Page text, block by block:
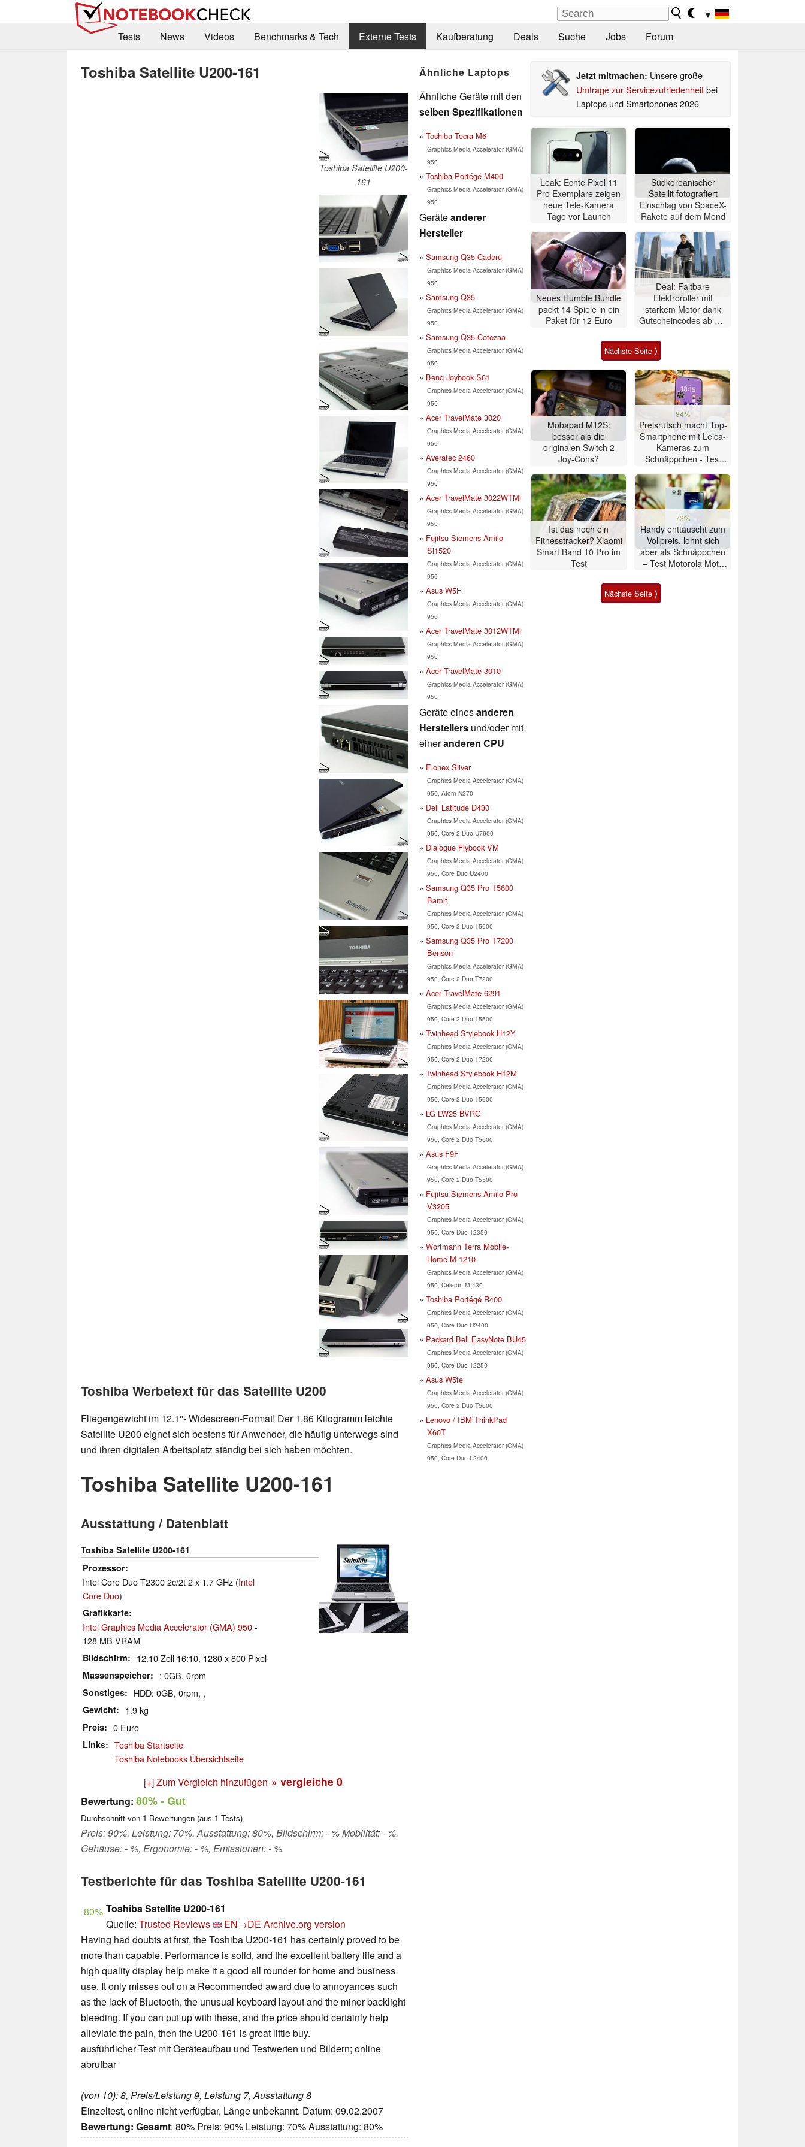
▼
Tests
News Videos Benchmarks & Tech Externe Tests Kaufberatung Deals Suche Jobs Forum
Toshiba Satellite U200-161
Toshiba Satellite U200-
161
Toshiba Werbetext für das Satellite U200
Fliegengewicht im 12.1''- Widescreen-Format! Der 1,86 Kilogramm leichte
Satellite U200 eignet sich bestens für Anwender, die häufig unterwegs sind
und ihren digitalen Arbeitsplatz ständig bei sich haben möchten.
Toshiba Satellite U200-161
Ausstattung / Datenblatt
Toshiba Satellite U200-161
Prozessor
Intel Core Duo T2300 2c/2t 2 x 1.7 GHz (Intel
Core Duo)
Grafikkarte
Intel Graphics Media Accelerator (GMA) 950-
128 MB VRAM
Bildschirm 12.10 Zoll 16:10, 1280 x 800 Pixel
Massenspeicher : 0GB, 0rpm
Sonstiges HDD: 0GB, 0rpm, ,
Gewicht 1.9 kg
Preis 0 Euro
Links
Toshiba Startseite
Toshiba Notebooks Übersichtseite
[+] Zum Vergleich hinzufügen » vergleiche 0
Bewertung: 80%- Gut
Durchschnitt von 1 Bewertungen (aus 1 Tests)
Preis: 90%, Leistung: 70%, Ausstattung: 80%, Bildschirm: - % Mobilität: - %,
Gehäuse: - %, Ergonomie: - %, Emissionen: - %
Testberichte für das Toshiba Satellite U200-161
80% Toshiba Satellite U200-161
Quelle: Trusted Reviews EN→DE Archive.org version
Having had doubts at first, the Toshiba U200-161 has certainly proved to be
more than capable. Performance is solid, and the excellent battery life and a
high quality display help make it a good all rounder for home and business
use. It only misses out on a Recommended award due to annoyances such
as the lack of Bluetooth, the unusual keyboard layout and the minor backlight
bleeding. If you can put up with these, and the price should certainly help
alleviate the pain, then the U200-161 is great little buy.
ausführlicher Test mit Geräteaufbau und Testwerten und Bildern; online
abrufbar
(von 10): 8, Preis/Leistung 9, Leistung 7, Ausstattung 8
Einzeltest, online nicht verfügbar, Länge unbekannt, Datum: 09.02.2007
Bewertung: Gesamt: 80% Preis: 90% Leistung: 70% Ausstattung: 80%
Ähnliche Laptops
Ähnliche Geräte mit den
selben Spezifikationen
Toshiba Tecra M6
Graphics Media Accelerator (GMA)
950
Toshiba Portégé M400
Graphics Media Accelerator (GMA)
950
Geräteanderer
Hersteller
Samsung Q35-Caderu
Graphics Media Accelerator (GMA)
950
Samsung Q35
Graphics Media Accelerator (GMA)
950
Samsung Q35-Cotezaa
Graphics Media Accelerator (GMA)
950
Benq Joybook S61
Graphics Media Accelerator (GMA)
950
Acer TravelMate 3020
Graphics Media Accelerator (GMA)
950
Averatec 2460
Graphics Media Accelerator (GMA)
950
Acer TravelMate 3022WTMi
Graphics Media Accelerator (GMA)
950
Fujitsu-Siemens Amilo
Si1520
Graphics Media Accelerator (GMA)
950
Asus W5F
Graphics Media Accelerator (GMA)
950
Acer TravelMate 3012WTMi
Graphics Media Accelerator (GMA)
950
Acer TravelMate 3010
Graphics Media Accelerator (GMA)
950
Geräte einesanderen
Herstellers und/oder mit
eineranderen CPU
Elonex Sliver
Graphics Media Accelerator (GMA)
950, Atom N270
Dell Latitude D430
Graphics Media Accelerator (GMA)
950, Core 2 Duo U7600
Dialogue Flybook VM
Graphics Media Accelerator (GMA)
950, Core Duo U2400
Samsung Q35 Pro T5600
Bamit
Graphics Media Accelerator (GMA)
950, Core 2 Duo T5600
Samsung Q35 Pro T7200
Benson
Graphics Media Accelerator (GMA)
950, Core 2 Duo T7200
Acer TravelMate 6291
Graphics Media Accelerator (GMA)
950, Core 2 Duo T5500
Twinhead Stylebook H12Y
Graphics Media Accelerator (GMA)
950, Core 2 Duo T7200
Twinhead Stylebook H12M
Graphics Media Accelerator (GMA)
950, Core 2 Duo T5600
LG LW25 BVRG
Graphics Media Accelerator (GMA)
950, Core 2 Duo T5600
Asus F9F
Graphics Media Accelerator (GMA)
950, Core 2 Duo T5500
Fujitsu-Siemens Amilo Pro
V3205
Graphics Media Accelerator (GMA)
950, Core Duo T2350
Wortmann Terra Mobile-
Home M 1210
Graphics Media Accelerator (GMA)
950, Celeron M 430
Toshiba Portégé R400
Graphics Media Accelerator (GMA)
950, Core Duo U2400
Packard Bell EasyNote BU45
Graphics Media Accelerator (GMA)
950, Core Duo T2250
Asus W5fe
Graphics Media Accelerator (GMA)
950, Core 2 Duo T5600
Lenovo / IBM ThinkPad
X60T
Graphics Media Accelerator (GMA)
950, Core Duo L2400
Jetzt mitmachen: Unsere große
Umfrage zur Servicezufriedenheitbei
Laptops und Smartphones 2026
Leak: Echte Pixel 11
Pro Exemplare zeigen
neue Tele-Kamera
Tage vor Launch
Südkoreanischer
Satellit fotografiert
Einschlag von SpaceX-
Rakete auf dem Mond
Neues Humble Bundle
packt 14 Spiele in ein
Paket für 12 Euro
Deal: Faltbare
Elektroroller mit
starkem Motor dank
Gutscheincodes ab nur
Nächste Seite ⟩
Mobapad M12S:
besser als die
originalen Switch 2
Joy-Cons?
84%
Preisrutsch macht Top-
Smartphone mit Leica-
Kameras zum
Schnäppchen - Test
Ist das noch ein
Fitnesstracker? Xiaomi
Smart Band 10 Pro im
Test
73%
Handy enttäuscht zum
Vollpreis, lohnt sich
aber als Schnäppchen
– Test Motorola Moto
Nächste Seite ⟩